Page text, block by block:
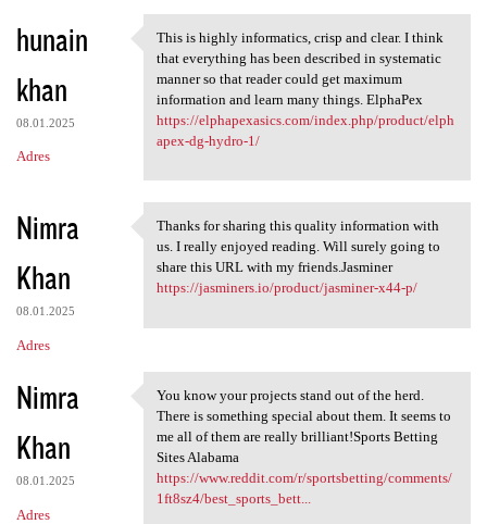
hunain
khan
08.01.2025
Adres
This is highly informatics,
This is highly informatics, crisp and clear. I think
that everything has been described in systematic
manner so that reader could get maximum
information and learn many things. ElphaPex
https://elphapexasics.com/index.php/product/elph
apex-dg-hydro-1/
Nimra
Khan
08.01.2025
Adres
Thanks for sharing this
Thanks for sharing this quality information with
us. I really enjoyed reading. Will surely going to
share this URL with my friends.Jasminer
https://jasminers.io/product/jasminer-x44-p/
Nimra
Khan
08.01.2025
Adres
You know your projects stand
You know your projects stand out of the herd.
There is something special about them. It seems to
me all of them are really brilliant!Sports Betting
Sites Alabama
https://www.reddit.com/r/sportsbetting/comments/
1ft8sz4/best_sports_bett...